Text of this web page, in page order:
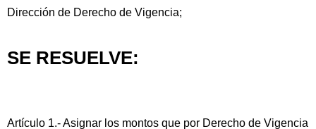
Dirección de Derecho de Vigencia;
SE RESUELVE:
Artículo 1.- Asignar los montos que por Derecho de Vigencia